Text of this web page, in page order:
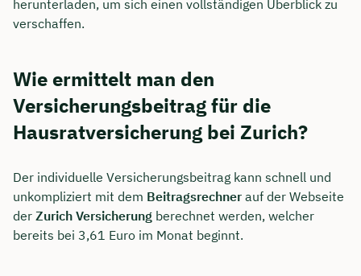
herunterladen, um sich einen vollständigen Überblick zu
verschaffen.
Wie ermittelt man den
Versicherungsbeitrag für die
Hausratversicherung bei Zurich?
Der individuelle Versicherungsbeitrag kann schnell und
unkompliziert mit dem Beitragsrechner auf der Webseite
der Zurich Versicherung berechnet werden, welcher
bereits bei 3,61 Euro im Monat beginnt.